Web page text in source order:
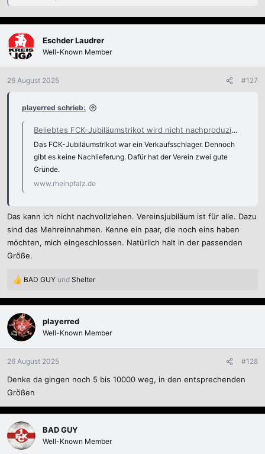
Eschder Laudrer
Well-Known Member
26 August 2025 #127
playerred schrieb:
Beliebtes FCK-Jubiläumstrikot wird nicht nachproduziert - 1. FC Kaiserslautern
Das FCK-Jubiläumstrikot war ein Verkaufsschlager. Dennoch
gibt es keine Nachlieferung. Dafür hat der Verein zwei gute
Gründe.
www.rheinpfalz.de
Das kann ich nicht nachvollziehen. Vereinsjubiläum ist für alle. Dazu
sind das Mehreinnahmen. Kenne ein paar, die noch eins haben
möchten, mich eingeschlossen. Natürlich halt in der passenden
Größe.
R
a
k
t
i
o
n
n
:
BAD GUY und Shelter
playerred
Well-Known Member
26 August 2025 #128
Denke da gingen noch 5 bis 10000 weg, in den entsprechenden
Größen
BAD GUY
Well-Known Member